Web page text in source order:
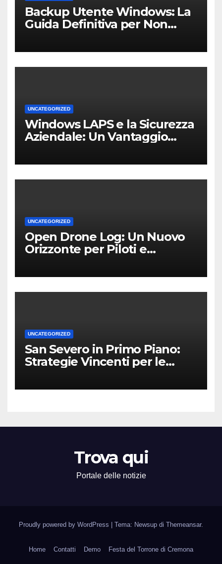
Backup Utente Windows: La
Guida Definitiva per Non
Casa o dell’Ufficio
UNCATEGORIZED
Windows LAPS e la Sicurezza
Aziendale: Un Vantaggio
UNCATEGORIZED
Open Drone Log: Un Nuovo
Orizzonte per Piloti e
UNCATEGORIZED
San Severo in Primo Piano:
Strategie Vincenti per le
Territorio
Trova qui
Portale delle notizie
Proudly powered by WordPress Tema: Newsup di Themeansar.
Home Contatti Demo Festa del Torrone di Cremona